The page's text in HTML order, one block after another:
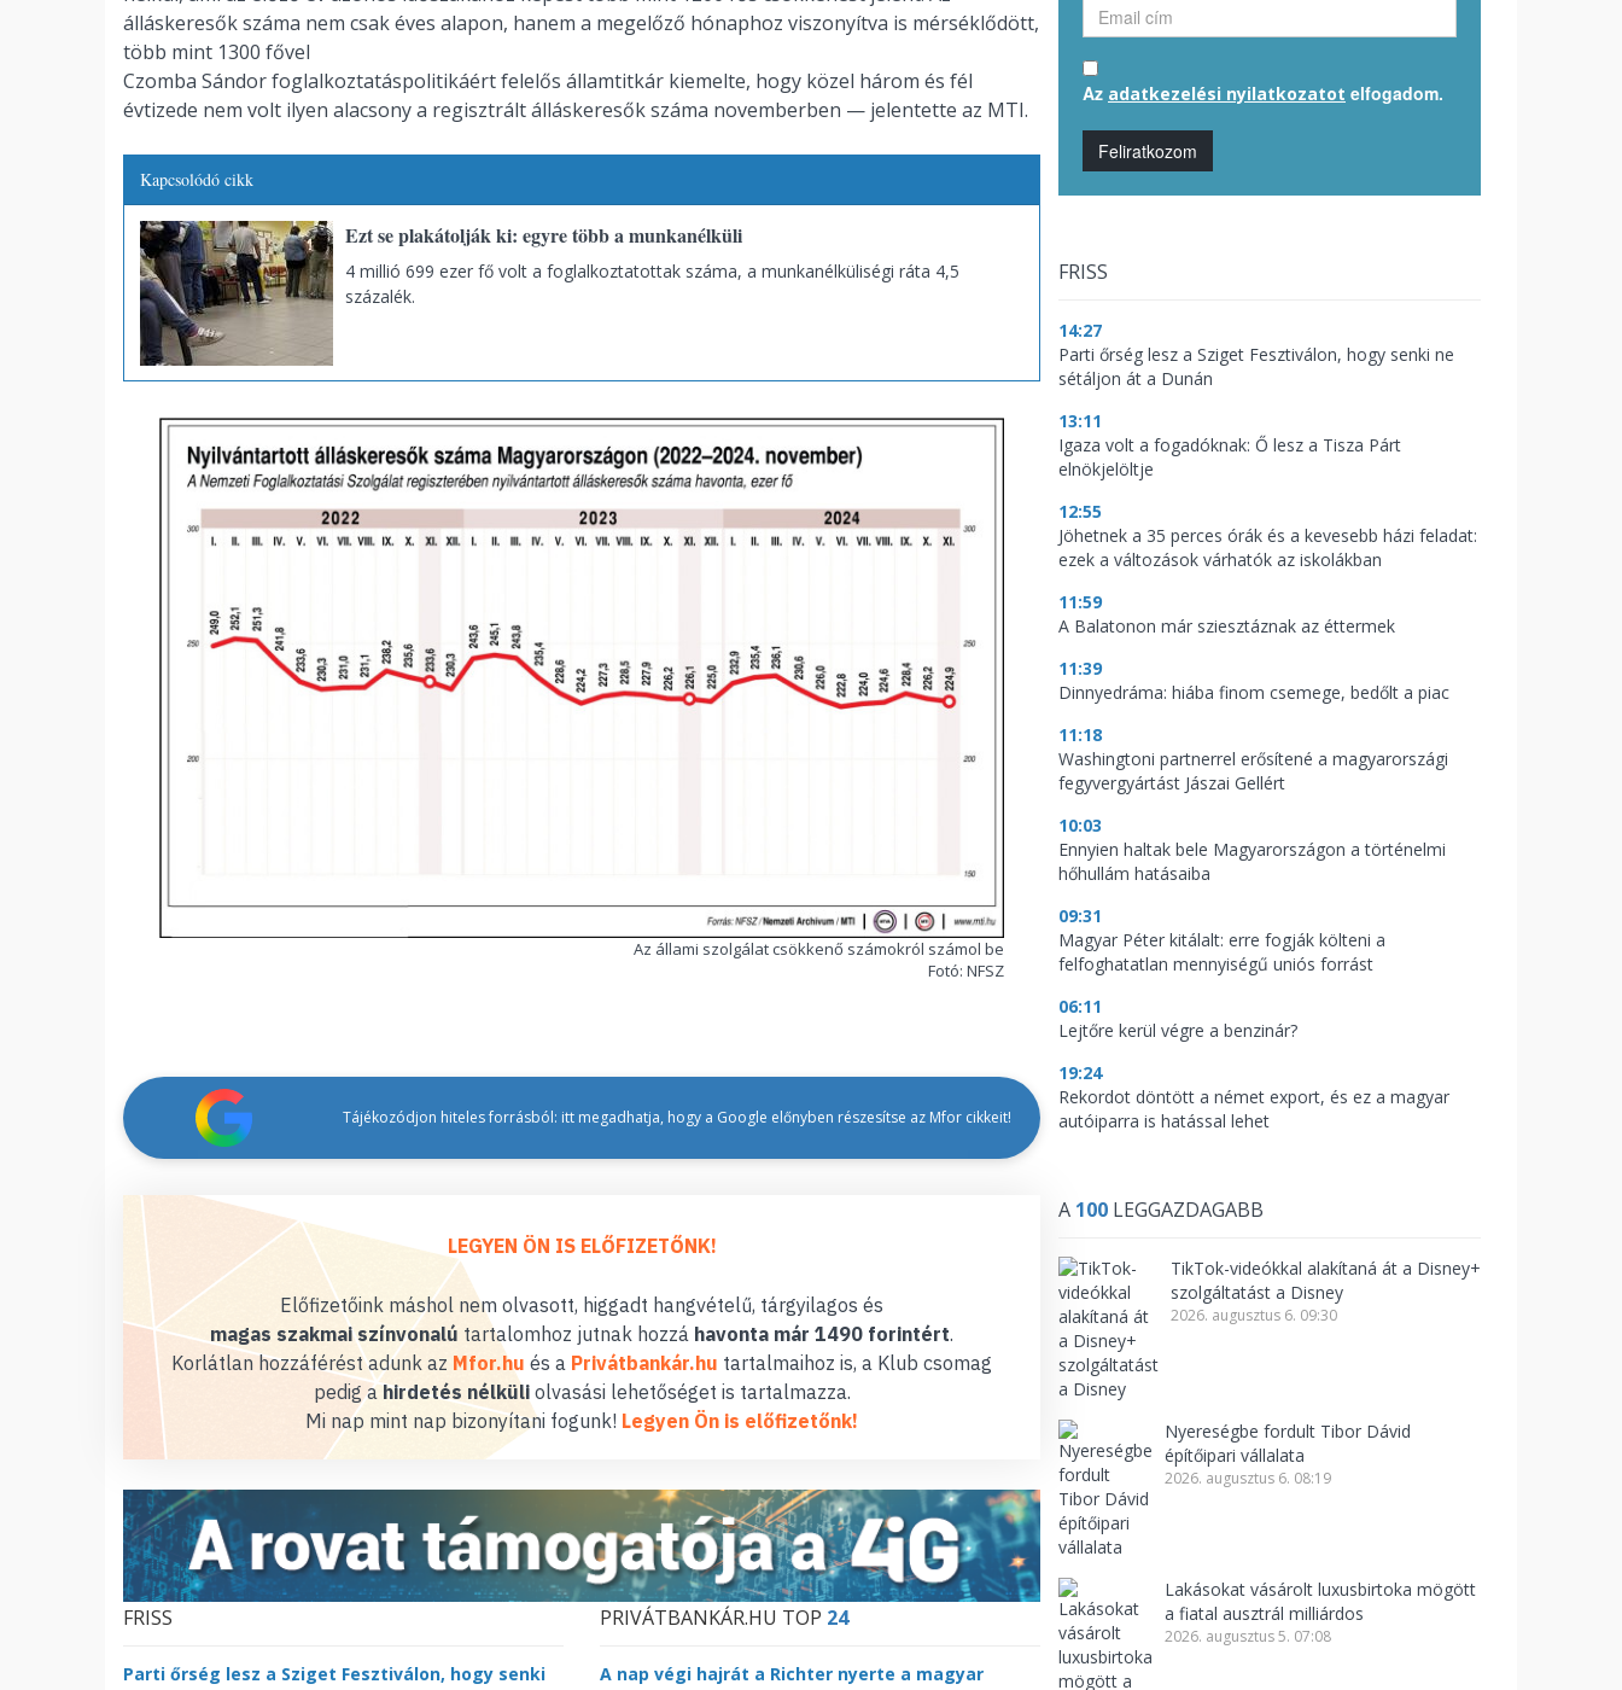
álláskeresők száma nem csak éves alapon, hanem a megelőző hónaphoz viszonyítva is mérséklődött,
több mint 1300 fővel
Czomba Sándor foglalkoztatáspolitikáért felelős államtitkár kiemelte, hogy közel három és fél
évtizede nem volt ilyen alacsony a regisztrált álláskeresők száma novemberben — jelentette az MTI.
Kapcsolódó cikk
Ezt se plakátolják ki: egyre több a munkanélküli
4 millió 699 ezer fő volt a foglalkoztatottak száma, a munkanélküliségi ráta 4,5
százalék.
Az állami szolgálat csökkenő számokról számol be
Fotó: NFSZ
Tájékozódjon hiteles forrásból: itt megadhatja, hogy a Google előnyben részesítse az Mfor cikkeit!
LEGYEN ÖN IS ELŐFIZETŐNK!
Előfizetőink máshol nem olvasott, higgadt hangvételű, tárgyilagos és
magas szakmai színvonalú tartalomhoz jutnak hozzá havonta már 1490 forintért.
Korlátlan hozzáférést adunk az Mfor.hu és a Privátbankár.hu tartalmaihoz is, a Klub csomag
pedig ahirdetés nélküliolvasási lehetőséget is tartalmazza.
Mi nap mint nap bizonyítani fogunk! Legyen Ön is előfizetőnk!
FRISS
Parti őrség lesz a Sziget Fesztiválon, hogy senki
PRIVÁTBANKÁR.HU TOP 24
A nap végi hajrát a Richter nyerte a magyar
Az adatkezelési nyilatkozatot elfogadom.
Feliratkozom
FRISS
14:27
Parti őrség lesz a Sziget Fesztiválon, hogy senki ne
sétáljon át a Dunán
13:11
Igaza volt a fogadóknak: Ő lesz a Tisza Párt
elnökjelöltje
12:55
Jöhetnek a 35 perces órák és a kevesebb házi feladat:
ezek a változások várhatók az iskolákban
11:59
A Balatonon már sziesztáznak az éttermek
11:39
Dinnyedráma: hiába finom csemege, bedőlt a piac
11:18
Washingtoni partnerrel erősítené a magyarországi
fegyvergyártást Jászai Gellért
10:03
Ennyien haltak bele Magyarországon a történelmi
hőhullám hatásaiba
09:31
Magyar Péter kitálalt: erre fogják költeni a
felfoghatatlan mennyiségű uniós forrást
06:11
Lejtőre kerül végre a benzinár?
19:24
Rekordot döntött a német export, és ez a magyar
autóiparra is hatással lehet
A 100 LEGGAZDAGABB
TikTok-videókkal alakítaná át a Disney+
szolgáltatást a Disney
2026. augusztus 6. 09:30
Nyereségbe fordult Tibor Dávid
építőipari vállalata
2026. augusztus 6. 08:19
Lakásokat vásárolt luxusbirtoka mögött
a fiatal ausztrál milliárdos
2026. augusztus 5. 07:08